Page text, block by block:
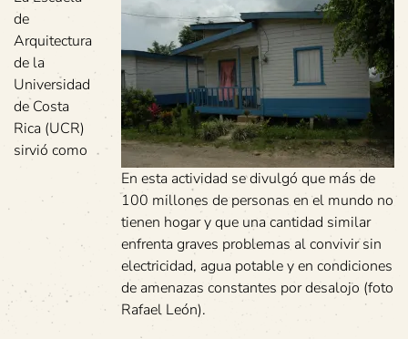
En esta actividad se divulgó que más de
100 millones de personas en el mundo no
tienen hogar y que una cantidad similar
enfrenta graves problemas al convivir sin
electricidad, agua potable y en condiciones
de amenazas constantes por desalojo (foto
Rafael León).
de
Arquitectura
de la
Universidad
de Costa
Rica (UCR)
sirvió como